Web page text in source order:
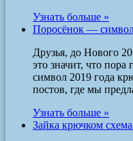
Узнать больше »
Поросёнок —
Друзья, до Нового
это значит, что пора
символ 2019 года
постов, где мы
Узнать больше »
Зайка крючком